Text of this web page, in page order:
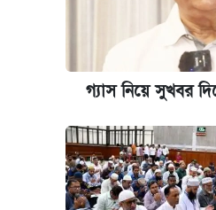
গ্যাস নিয়ে সুখবর